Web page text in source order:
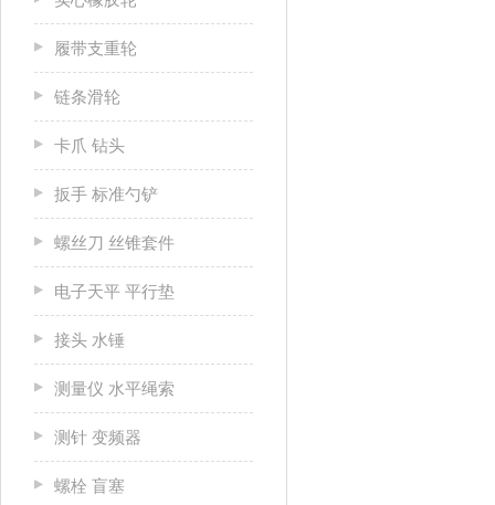
履带支重轮
链条滑轮
卡爪 钻头
扳手 标准勺铲
螺丝刀 丝锥套件
电子天平 平行垫
接头 水锤
测量仪 水平绳索
测针 变频器
螺栓 盲塞